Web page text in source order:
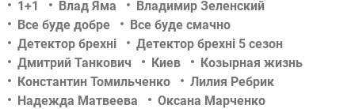
1+1 Влад Яма
Владимир Зеленский
Все буде добре
Все буде смачно
Детектор брехні
Детектор брехні 5 сезон
Дмитрий Танкович
Киев
Козырная жизнь
Константин Томильченко
Лилия Ребрик
Надежда Матвеева
Оксана Марченко